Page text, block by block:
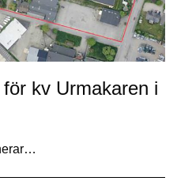
kv Urmakaren i